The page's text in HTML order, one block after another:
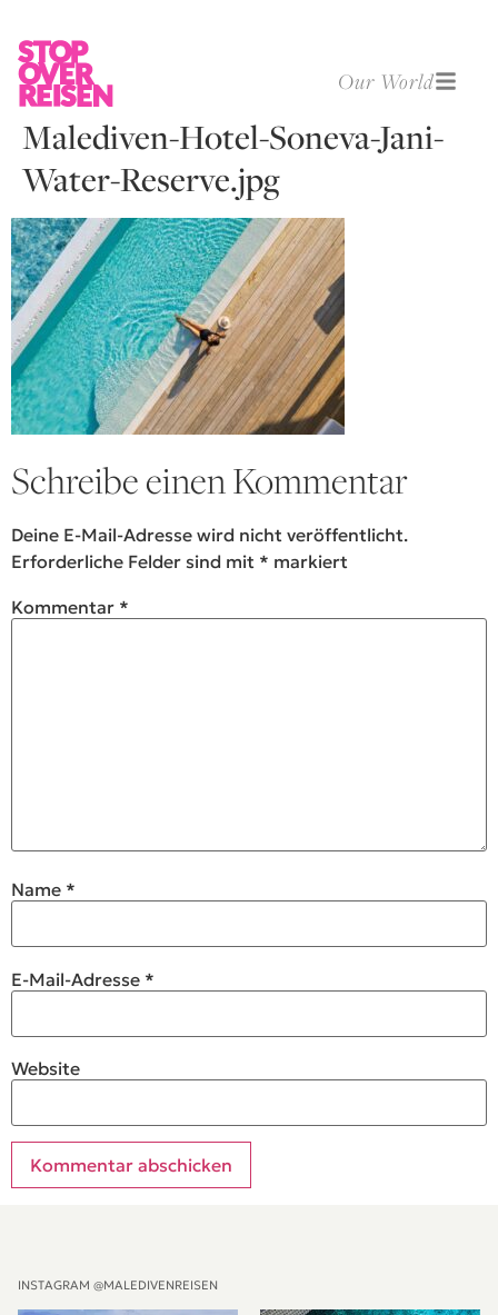
Our World
Malediven-Hotel-Soneva-Jani-
Water-Reserve.jpg
Schreibe einen Kommentar
Deine E-Mail-Adresse wird nicht veröffentlicht.
Erforderliche Felder sind mit * markiert
Kommentar *
Name *
E-Mail-Adresse *
Website
INSTAGRAM @MALEDIVENREISEN